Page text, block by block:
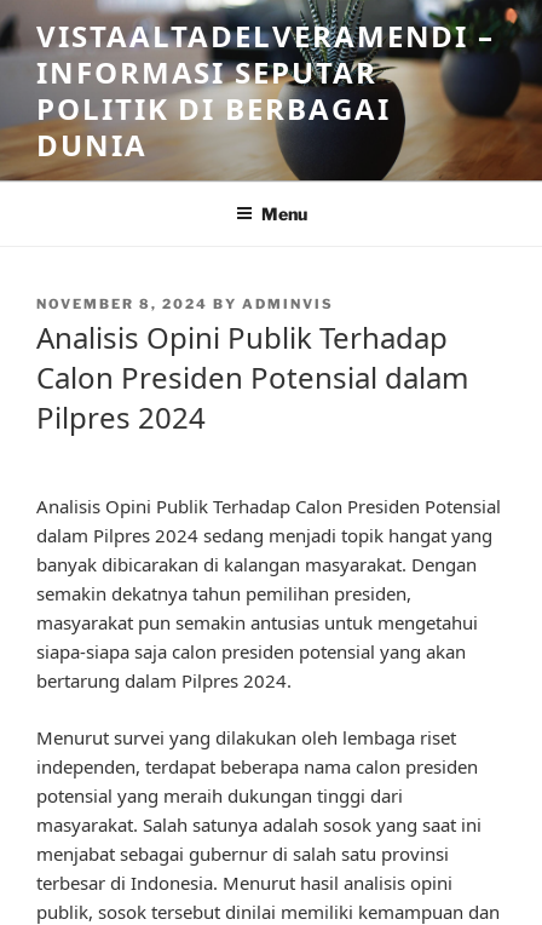
Skip
to
content
VISTAALTADELVERAMENDI –
INFORMASI SEPUTAR
POLITIK DI BERBAGAI
DUNIA
Menu
POSTED
NOVEMBER 8, 2024 BY ADMINVIS
Analisis Opini Publik Terhadap
Calon Presiden Potensial dalam
Pilpres 2024
Analisis Opini Publik Terhadap Calon Presiden Potensial
dalam Pilpres 2024 sedang menjadi topik hangat yang
banyak dibicarakan di kalangan masyarakat. Dengan
semakin dekatnya tahun pemilihan presiden,
masyarakat pun semakin antusias untuk mengetahui
siapa-siapa saja calon presiden potensial yang akan
bertarung dalam Pilpres 2024.
Menurut survei yang dilakukan oleh lembaga riset
independen, terdapat beberapa nama calon presiden
potensial yang meraih dukungan tinggi dari
masyarakat. Salah satunya adalah sosok yang saat ini
menjabat sebagai gubernur di salah satu provinsi
terbesar di Indonesia. Menurut hasil analisis opini
publik, sosok tersebut dinilai memiliki kemampuan dan